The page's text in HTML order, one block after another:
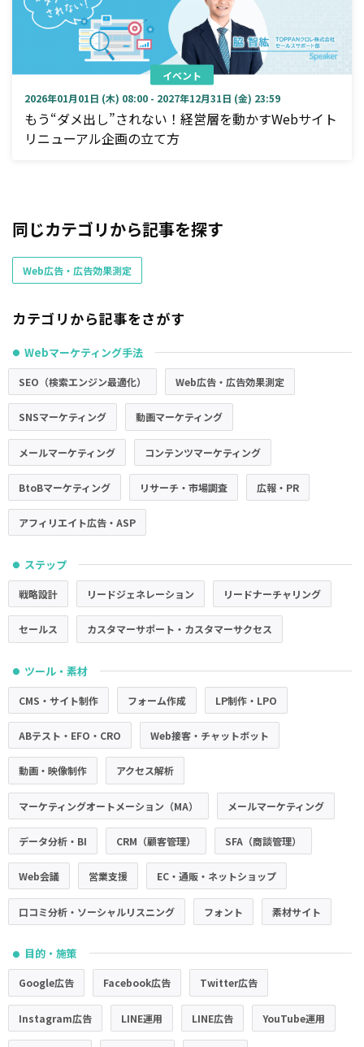
イベント
2026年01月01日 (木) 08:00 - 2027年12月31日 (金) 23:59
もう“ダメ出し”されない！経営層を動かすWebサイト
リニューアル企画の立て方
同じカテゴリから記事を探す
Web広告・広告効果測定
カテゴリから記事をさがす
● Webマーケティング手法
SEO（検索エンジン最適化） Web広告・広告効果測定
SNSマーケティング 動画マーケティング
メールマーケティング コンテンツマーケティング
BtoBマーケティング リサーチ・市場調査 広報・PR
アフィリエイト広告・ASP
● ステップ
戦略設計 リードジェネレーション リードナーチャリング
セールス カスタマーサポート・カスタマーサクセス
● ツール・素材
CMS・サイト制作 フォーム作成 LP制作・LPO
ABテスト・EFO・CRO Web接客・チャットボット
動画・映像制作 アクセス解析
マーケティングオートメーション（MA） メールマーケティング
データ分析・BI CRM（顧客管理） SFA（商談管理）
Web会議 営業支援 EC・通販・ネットショップ
口コミ分析・ソーシャルリスニング フォント 素材サイト
● 目的・施策
Google広告 Facebook広告 Twitter広告
Instagram広告 LINE運用 LINE広告 YouTube運用